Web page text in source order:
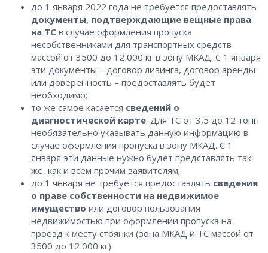
до 1 января 2022 года не требуется предоставлять
документы, подтверждающие вещные права
на ТС в случае оформления пропуска
несобственниками для транспортных средств
массой от 3500 до 12 000 кг в зону МКАД. С 1 января
эти документы – договор лизинга, договор аренды
или доверенность – предоставлять будет
необходимо;
то же самое касается сведений о
диагностической карте. Для ТС от 3,5 до 12 тонн
необязательно указывать данную информацию в
случае оформления пропуска в зону МКАД. С 1
января эти данные нужно будет представлять так
же, как и всем прочим заявителям;
до 1 января не требуется предоставлять сведения
о праве собственности на недвижимое
имущество или договор пользования
недвижимостью при оформлении пропуска на
проезд к месту стоянки (зона МКАД и ТС массой от
3500 до 12 000 кг).